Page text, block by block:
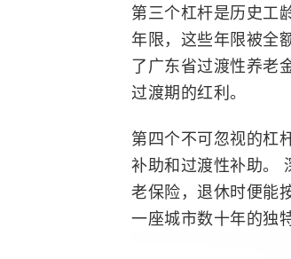
第三个杠杆是历史工
年限，这些年限被全
了广东省过渡性养老
过渡期的红利。
第四个不可忽视的杠
补助和过渡性补助。
老保险，退休时便能
一座城市数十年的独